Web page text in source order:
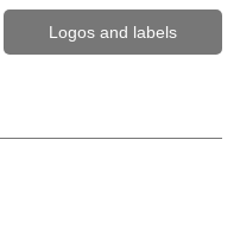
Logos and labels